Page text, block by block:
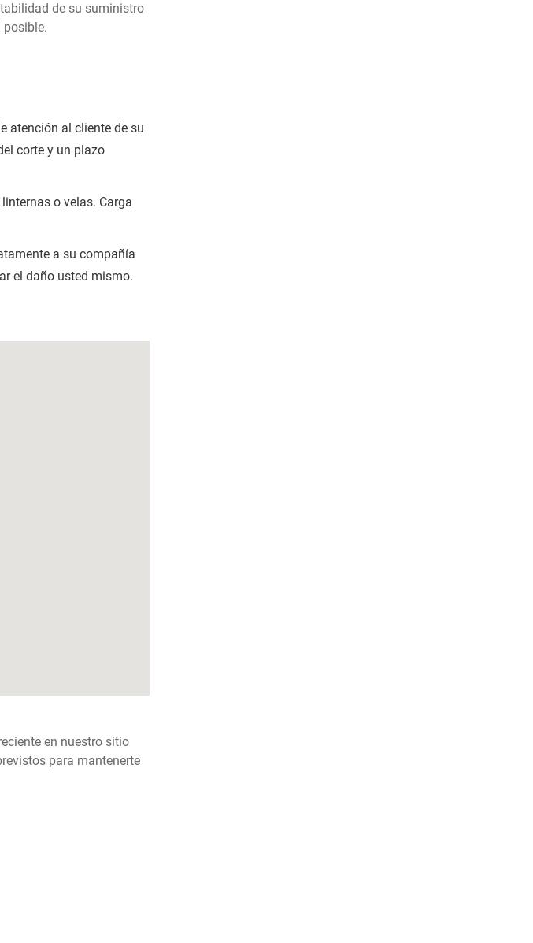
de su suministro
posible.
atención al cliente de su
corte y un plazo
o velas. Carga
a su compañía
el daño usted mismo.
en nuestro sitio
para mantenerte